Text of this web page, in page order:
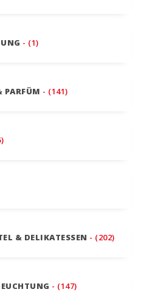
- (1)
PARFÜM - (141)
& DELIKATESSEN - (202)
- (147)